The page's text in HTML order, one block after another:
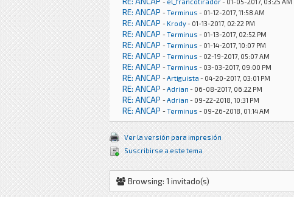
RE: ANCAP -Terminus - 01-12-2017, 11:58 AM
RE: ANCAP - Krody- 01-13-2017, 02:22 PM
RE: ANCAP -Terminus - 01-13-2017, 02:52 PM
RE: ANCAP -Terminus - 01-14-2017, 10:07 PM
RE: ANCAP -Terminus - 02-19-2017, 05:07 AM
RE: ANCAP -Terminus - 03-03-2017, 09:00 PM
RE: ANCAP -Artiguista - 04-20-2017, 03:01 PM
RE: ANCAP -Adrian - 06-08-2017, 06:22 PM
RE: ANCAP -Adrian - 09-22-2018, 10:31 PM
RE: ANCAP -Terminus - 09-26-2018, 01:14 AM
Ver la versión para impresión
Suscribirse a este tema
Browsing: 1 invitado(s)